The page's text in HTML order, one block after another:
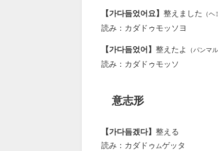
【가다듬었어요】 整えました （ヘ
読み：カダドゥモッソヨ
【가다듬었어】 整えたよ （パンマル
読み：カダドゥモッソ
意志形
【가다듬겠다】 整える
読み：カダドゥ ムゲッタ